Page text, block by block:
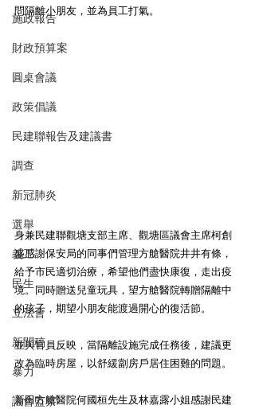
施政報告
財政預算案
圓桌會議
政策倡議
民建聯報告及建議書
調查
新冠肺炎
選舉
義工
民生
立法會
新聞稿
暴力
議會監察
問隔離小朋友，並為員工打氣。
身兼民建聯觀塘支部主席、觀塘區議會主席柯創
盛感謝保安局的同事們管理方艙醫院井井有條，
給予市民適切治療，希望他們盡快康復，走出疫
境。同時贈送兒童玩具，望方艙醫院轉贈隔離中
的孩子，期望小朋友能渡過開心的復活節。
並與官員反映，當隔離設施完成任務後，建議更
改為臨時房屋，以舒緩劏房戶居住困難的問題。
新田方艙醫院何國桓先生及林嘉露小姐感謝民建